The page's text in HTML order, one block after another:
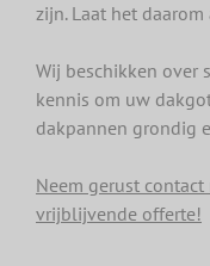
zijn. Laat het daarom
Wij beschikken over
kennis om uw
dakpannen grondig
Neem gerust
vrijblijvende offerte!